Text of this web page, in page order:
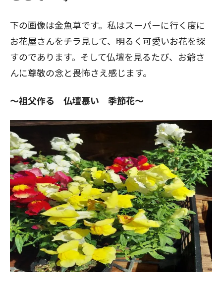
下の画像は金魚草です。私はスーパーに行く度に
お花屋さんをチラ見して、明るく可愛いお花を探
すのであります。そして仏壇を見るたび、お爺さ
んに尊敬の念と畏怖さえ感じます。
～祖父作る 仏壇慕い 季節花～